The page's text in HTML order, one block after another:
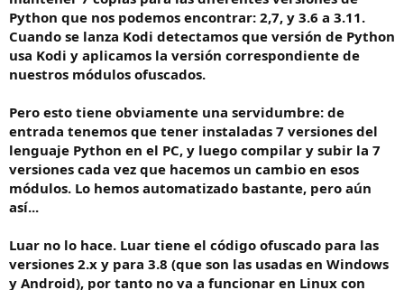
Python que nos podemos encontrar: 2,7, y 3.6 a 3.11.
Cuando se lanza Kodi detectamos que versión de Python
usa Kodi y aplicamos la versión correspondiente de
nuestros módulos ofuscados.
Pero esto tiene obviamente una servidumbre: de
entrada tenemos que tener instaladas 7 versiones del
lenguaje Python en el PC, y luego compilar y subir la 7
versiones cada vez que hacemos un cambio en esos
módulos. Lo hemos automatizado bastante, pero aún
así...
Luar no lo hace. Luar tiene el código ofuscado para las
versiones 2.x y para 3.8 (que son las usadas en Windows
y Android), por tanto no va a funcionar en Linux con